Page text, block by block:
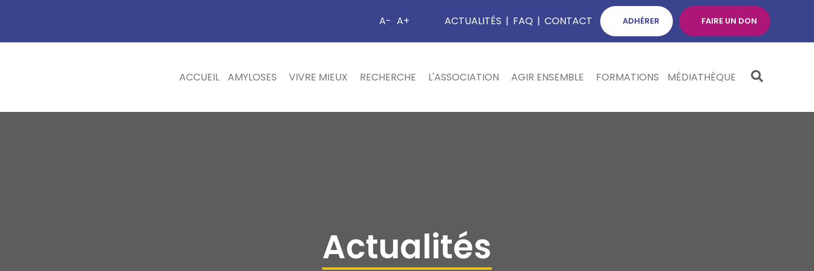
A- A+ ACTUALITÉS | FAQ | CONTACT ADHÉRER FAIRE UN DON
ACCUEIL AMYLOSES VIVRE MIEUX RECHERCHE L'ASSOCIATION AGIR ENSEMBLE FORMATIONS MÉDIATHÈQUE
Actualités